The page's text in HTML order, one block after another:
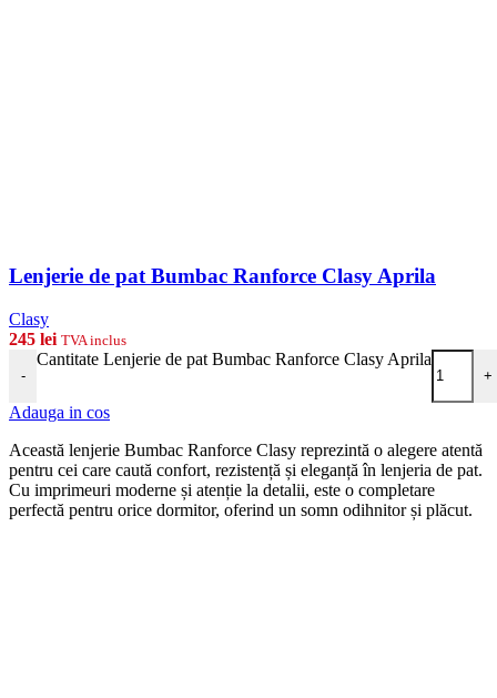
Lenjerie de pat Bumbac Ranforce Clasy Aprila
Clasy
245 lei TVA inclus
-
Cantitate Lenjerie de pat Bumbac Ranforce Clasy Aprila
+
Adauga in cos
Această lenjerie Bumbac Ranforce Clasy reprezintă o alegere atentă
pentru cei care caută confort, rezistență și eleganță în lenjeria de pat.
Cu imprimeuri moderne și atenție la detalii, este o completare
perfectă pentru orice dormitor, oferind un somn odihnitor și plăcut.